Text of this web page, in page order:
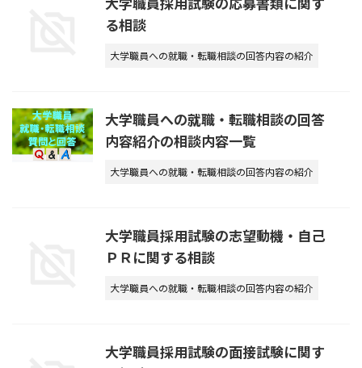
る相談
大学職員への就職・転職相談の回答内容の紹介
大学職員への就職・転職相談の回答
内容紹介の相談内容一覧
大学職員への就職・転職相談の回答内容の紹介
大学職員採用試験の志望動機・自己
ＰＲに関する相談
大学職員への就職・転職相談の回答内容の紹介
大学職員採用試験の面接試験に関す